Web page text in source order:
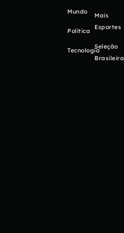
Mundo
Política
Tecnologia
Mais
Esportes
Seleção
Brasileira